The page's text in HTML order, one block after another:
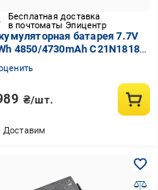
Бесплатная доставка
в почтоматы Эпицентр
батарея 7.7V
4850/4730mAh C21N1818-2
ноутбука Asus.
₴/шт.
Доставим